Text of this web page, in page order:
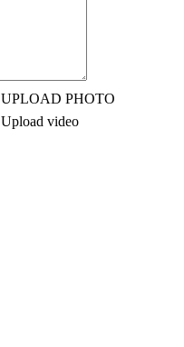
UPLOAD PHOTO
Upload video